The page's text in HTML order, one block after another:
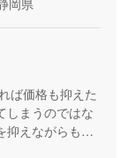
岡県
ば価格も抑えた
しまうのではな
抑えながらも良